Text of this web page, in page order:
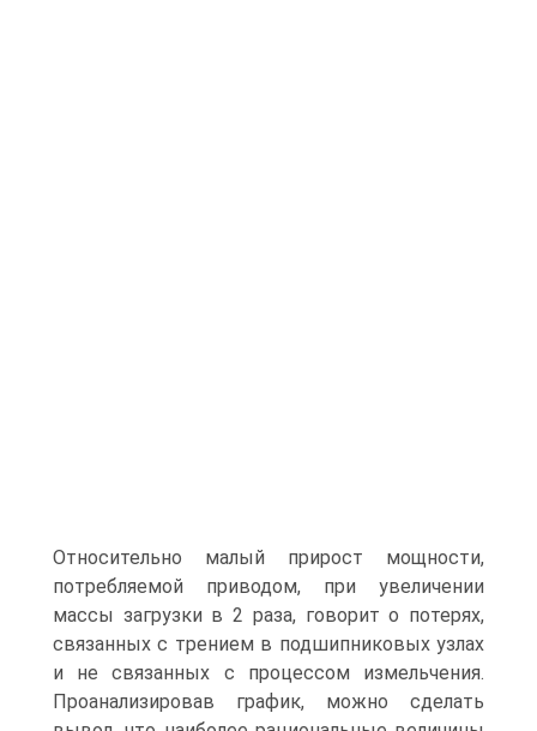
Относительно малый прирост мощности,
потребляемой при­водом, при увеличении
массы загрузки в 2 раза, говорит о потерях,
связанных с трением в подшипниковых узлах
и не связанных с процессом измельчения.
Про­анализировав график, можно сделать